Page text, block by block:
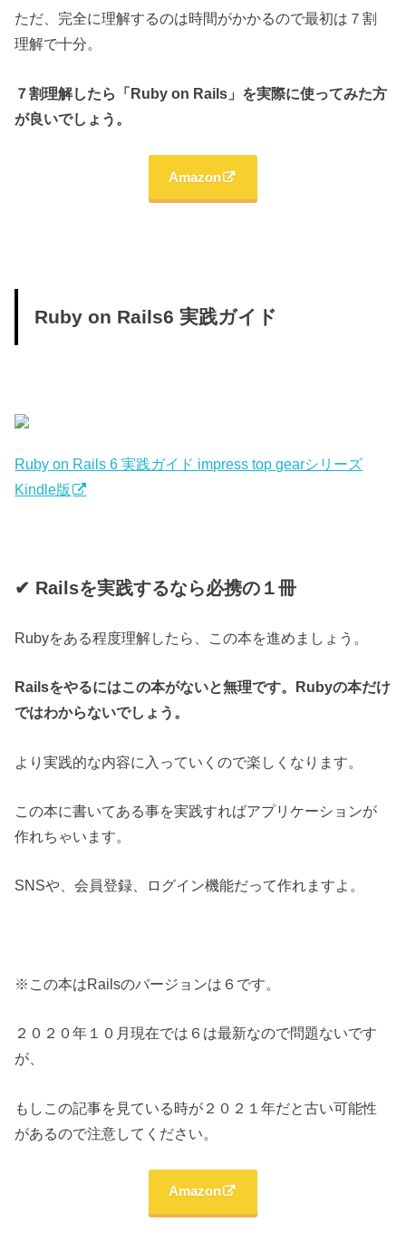
ただ、完全に理解するのは時間がかかるので最初は７割
理解で十分。
７割理解したら「Ruby on Rails」を実際に使ってみた方
が良いでしょう。
Amazon
Ruby on Rails6 実践ガイド
Ruby on Rails 6 実践ガイド impress top gearシリーズ
Kindle版
✔︎ Railsを実践するなら必携の１冊
Rubyをある程度理解したら、この本を進めましょう。
Railsをやるにはこの本がないと無理です。Rubyの本だけ
ではわからないでしょう。
より実践的な内容に入っていくので楽しくなります。
この本に書いてある事を実践すればアプリケーションが
作れちゃいます。
SNSや、会員登録、ログイン機能だって作れますよ。
※この本はRailsのバージョンは６です。
２０２０年１０月現在では６は最新なので問題ないです
が、
もしこの記事を見ている時が２０２１年だと古い可能性
があるので注意してください。
Amazon